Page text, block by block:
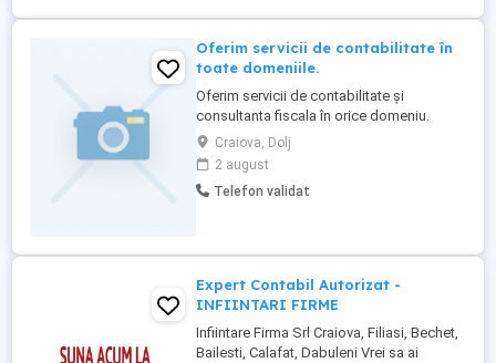
Oferim servicii de contabilitate în
toate domeniile.
Oferim servicii de contabilitate și
consultanta fiscala în orice domeniu.
Seriozitate și promptitudine maxima.
Craiova, Dolj
2 august
Telefon validat
Expert Contabil Autorizat -
INFIINTARI FIRME
Infiintare Firma Srl Craiova, Filiasi, Bechet,
Bailesti, Calafat, Dabuleni Vrei sa ai